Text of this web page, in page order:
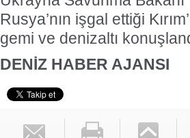
Rusya’nın işgal ettiği
gemi ve denizaltı
DENİZ HABER AJANSI